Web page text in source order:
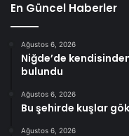
En Güncel Haberler
Ağustos 6, 2026
Niğde’de
bulundu
Ağustos 6, 2026
Bu şehirde kuşlar
Ağustos 6, 2026